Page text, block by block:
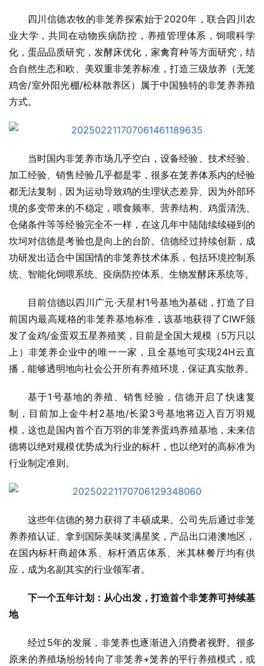
四川信德农牧的非笼养探索始于2020年，联合四川农
业大学，共同在动物疾病防控，养殖管理体系，饲喂科学
化，蛋品品质研究，发酵床优化，家禽育种等方面研究，结
合自然生态和欧、美双重非笼养标准，打造三级放养（无笼
鸡舍/室外阳光棚/松林散养区）属于中国独特的非笼养养殖
方式。
当时国内非笼养市场几乎空白，设备经验、技术经验、
加工经验、销售经验几乎都是零，很多在笼养体系内的经验
都无法复制，因为运动导致鸡的生理状态差异、因为外部环
境的多变带来的不稳定，喂食频率、营养结构、鸡蛋清洗、
仓储条件等等经验完全不一样，在这几年中陆陆续续碰到的
坎坷对信德是考验也是向上的台阶。信德经过持续创新，成
功研发出适合中国国情的非笼养技术体系，包括环境控制系
统、智能化饲喂系统、疫病防控体系、生物发酵床系统等。
目前信德以四川广元·天星村1号基地为基础，打造了目
前国内最高规格的非笼养基地标准，该基地获得了CIWF颁
发了金鸡/金蛋双五星养殖奖，目前是全国大规模（5万只以
上）非笼养企业中的唯一一家，且全基地可实现24H云直
播，能够透明地向社会公开所有养殖环境，保证真实散养。
基于1号基地的养殖、销售经验，信德开启了快速复
制，目前加上金牛村2基地/长梁3号基地将迈入百万羽规
模，这也是国内首个百万羽的非笼养蛋鸡养殖基地，未来信
德将以绝对规模优势成为行业的标杆，也以绝对的高标准为
行业制定准则。
这些年信德的努力获得了丰硕成果。公司先后通过非笼
养养殖认证、拿到国际美味奖满星奖，产品出口港澳地区，
在国内标杆商超体系、标杆酒店体系、米其林餐厅均有供
应，成为名副其实的行业领军者。
下一个五年计划：从心出发，打造首个非笼养可持续基
地
经过5年的发展，非笼养也逐渐进入消费者视野。很多
原来的养殖场纷纷转向了非笼养+笼养的平行养殖模式，或